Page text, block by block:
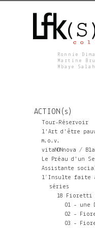
F
K
S
Ronnie
Martine
Mbaye
ACTION(s)
Tour-Réservoir
l'Art d'être
m.o.v.
vitaNONnova /
Le Préau d'un
Assistante
l’Insulte faite
séries
18 Fioretti
01 - une
02 -
03 -